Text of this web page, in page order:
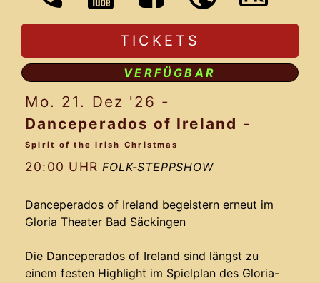
TICKETS
VERFÜGBAR
Mo. 21. Dez '26 -
Danceperados of Ireland -
Spirit of the Irish Christmas
20:00 UHR FOLK-STEPPSHOW
Danceperados of Ireland begeistern erneut im
Gloria Theater Bad Säckingen
Die Danceperados of Ireland sind längst zu
einem festen Highlight im Spielplan des Gloria-